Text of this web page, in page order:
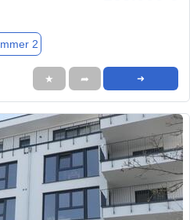
2
★ ➦ ➜